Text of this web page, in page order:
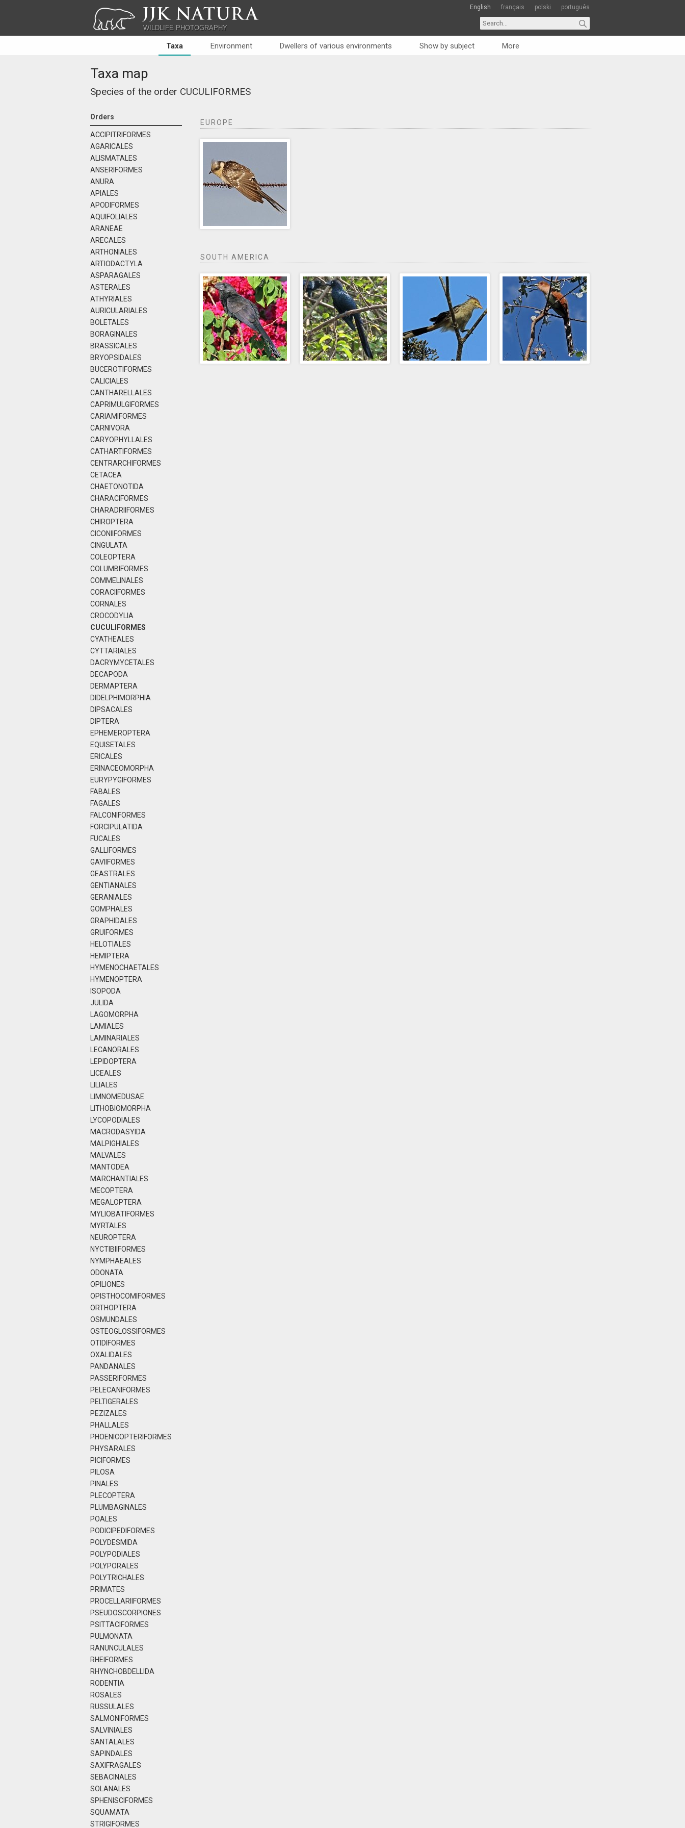
JJK NATURA
WILDLIFE PHOTOGRAPHY
English français polski português
Taxa Environment Dwellers of various environments Show by subject More
Taxa map
Species of the order CUCULIFORMES
Orders
ACCIPITRIFORMES
AGARICALES
ALISMATALES
ANSERIFORMES
ANURA
APIALES
APODIFORMES
AQUIFOLIALES
ARANEAE
ARECALES
ARTHONIALES
ARTIODACTYLA
ASPARAGALES
ASTERALES
ATHYRIALES
AURICULARIALES
BOLETALES
BORAGINALES
BRASSICALES
BRYOPSIDALES
BUCEROTIFORMES
CALICIALES
CANTHARELLALES
CAPRIMULGIFORMES
CARIAMIFORMES
CARNIVORA
CARYOPHYLLALES
CATHARTIFORMES
CENTRARCHIFORMES
CETACEA
CHAETONOTIDA
CHARACIFORMES
CHARADRIIFORMES
CHIROPTERA
CICONIIFORMES
CINGULATA
COLEOPTERA
COLUMBIFORMES
COMMELINALES
CORACIIFORMES
CORNALES
CROCODYLIA
CUCULIFORMES
CYATHEALES
CYTTARIALES
DACRYMYCETALES
DECAPODA
DERMAPTERA
DIDELPHIMORPHIA
DIPSACALES
DIPTERA
EPHEMEROPTERA
EQUISETALES
ERICALES
ERINACEOMORPHA
EURYPYGIFORMES
FABALES
FAGALES
FALCONIFORMES
FORCIPULATIDA
FUCALES
GALLIFORMES
GAVIIFORMES
GEASTRALES
GENTIANALES
GERANIALES
GOMPHALES
GRAPHIDALES
GRUIFORMES
HELOTIALES
HEMIPTERA
HYMENOCHAETALES
HYMENOPTERA
ISOPODA
JULIDA
LAGOMORPHA
LAMIALES
LAMINARIALES
LECANORALES
LEPIDOPTERA
LICEALES
LILIALES
LIMNOMEDUSAE
LITHOBIOMORPHA
LYCOPODIALES
MACRODASYIDA
MALPIGHIALES
MALVALES
MANTODEA
MARCHANTIALES
MECOPTERA
MEGALOPTERA
MYLIOBATIFORMES
MYRTALES
NEUROPTERA
NYCTIBIIFORMES
NYMPHAEALES
ODONATA
OPILIONES
OPISTHOCOMIFORMES
ORTHOPTERA
OSMUNDALES
OSTEOGLOSSIFORMES
OTIDIFORMES
OXALIDALES
PANDANALES
PASSERIFORMES
PELECANIFORMES
PELTIGERALES
PEZIZALES
PHALLALES
PHOENICOPTERIFORMES
PHYSARALES
PICIFORMES
PILOSA
PINALES
PLECOPTERA
PLUMBAGINALES
POALES
PODICIPEDIFORMES
POLYDESMIDA
POLYPODIALES
POLYPORALES
POLYTRICHALES
PRIMATES
PROCELLARIIFORMES
PSEUDOSCORPIONES
PSITTACIFORMES
PULMONATA
RANUNCULALES
RHEIFORMES
RHYNCHOBDELLIDA
RODENTIA
ROSALES
RUSSULALES
SALMONIFORMES
SALVINIALES
SANTALALES
SAPINDALES
SAXIFRAGALES
SEBACINALES
SOLANALES
SPHENISCIFORMES
SQUAMATA
STRIGIFORMES
EUROPE
SOUTH AMERICA